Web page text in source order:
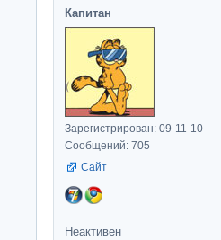
Капитан
Зарегистрирован: 09-11-10
Сообщений: 705
Сайт
Неактивен